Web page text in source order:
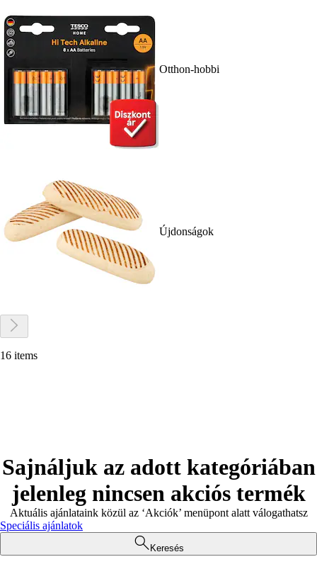
Otthon-hobbi
Újdonságok
16 items
Sajnáljuk az adott kategóriában
jelenleg nincsen akciós termék
Aktuális ajánlataink közül az ‘Akciók’ menüpont alatt válogathatsz
Speciális ajánlatok
Keresés